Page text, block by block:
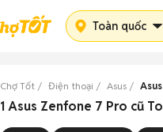
Toàn quốc
Chợ Tốt Điện thoại Asus
1 Asus Zenfone 7 Pro cũ